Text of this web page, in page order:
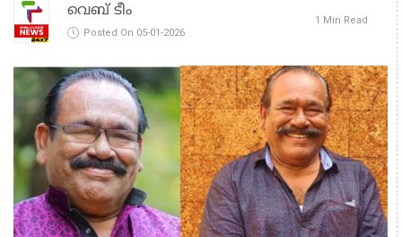
വെബ് ടീം
Posted On 05-01-2026
1 Min Read